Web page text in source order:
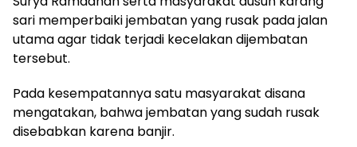
sari memperbaiki jembatan yang rusak pada jalan
utama agar tidak terjadi kecelakan dijembatan
tersebut.
Pada kesempatannya satu masyarakat disana
mengatakan, bahwa jembatan yang sudah rusak
disebabkan karena banjir.